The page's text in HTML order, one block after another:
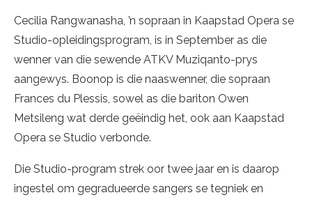
Cecilia Rangwanasha, ’n sopraan in Kaapstad Opera se
Studio-opleidingsprogram, is in September as die
wenner van die sewende ATKV Muziqanto-prys
aangewys. Boonop is die naaswenner, die sopraan
Frances du Plessis, sowel as die bariton Owen
Metsileng wat derde geëindig het, ook aan Kaapstad
Opera se Studio verbonde.
Die Studio-program strek oor twee jaar en is daarop
ingestel om gegradueerde sangers se tegniek en